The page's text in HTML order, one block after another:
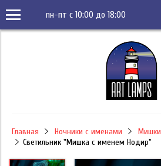
пн-пт с 10:00 до 18:00
Главная Ночники с именами
Мишки
Светильник "Мишка с именем Нодир"